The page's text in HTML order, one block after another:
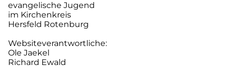
evangelische Jugend
im Kirchenkreis
Hersfeld Rotenburg
Websiteverantwortliche:
Ole Jaekel
Richard Ewald